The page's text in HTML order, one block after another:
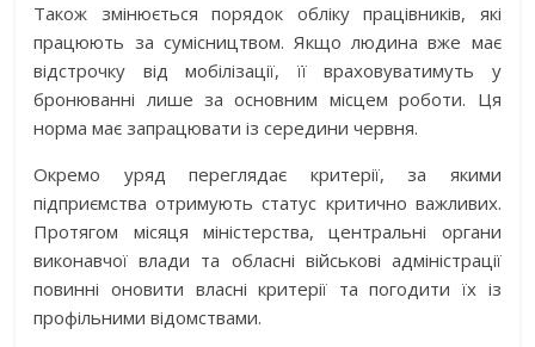
Також змінюється порядок обліку працівників, які
працюють за сумісництвом. Якщо людина вже має
відстрочку від мобілізації, її враховуватимуть у
бронюванні лише за основним місцем роботи. Ця
норма має запрацювати із середини червня.
Окремо уряд переглядає критерії, за якими
підприємства отримують статус критично важливих.
Протягом місяця міністерства, центральні органи
виконавчої влади та обласні військові адміністрації
повинні оновити власні критерії та погодити їх із
профільними відомствами.